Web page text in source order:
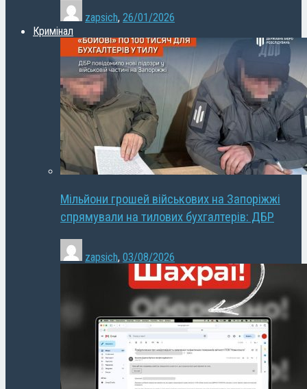
zapsich, 26/01/2026
Кримінал
Мільйони грошей військових на Запоріжжі
спрямували на тилових бухгалтерів: ДБР
zapsich, 03/08/2026